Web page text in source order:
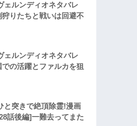
ェルンディオネタバレ
りたちと戦いは回避不
ェルンディオネタバレ
の活躍とファルカを狙
と突きで絶頂除霊!漫画
話後編]一難去ってまた